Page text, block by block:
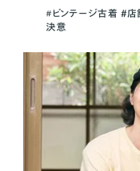
#ビンテージ古着 ＃
決意